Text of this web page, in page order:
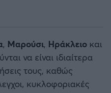
, Μαρούσι, Ηράκλειο και
να είναι ιδιαίτερα
τους, καθώς
κυκλοφοριακές